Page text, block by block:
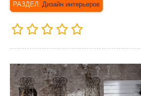
Дизайн интерьеров